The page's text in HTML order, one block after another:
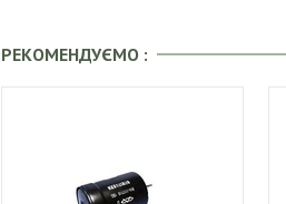
РЕКОМЕНДУЄМО :